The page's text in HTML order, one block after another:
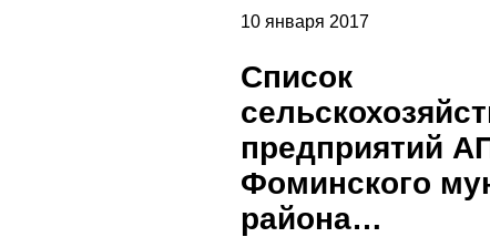
10 января 2017
Список
предприятий
Фоминского
района…